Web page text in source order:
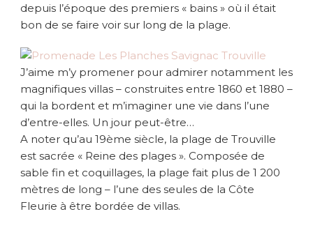
depuis l’époque des premiers « bains » où il était
bon de se faire voir sur long de la plage.
J’aime m’y promener pour admirer notamment les
magnifiques villas – construites entre 1860 et 1880 –
qui la bordent et m’imaginer une vie dans l’une
d’entre-elles. Un jour peut-être…
A noter qu’au 19ème siècle, la plage de Trouville
est sacrée « Reine des plages ». Composée de
sable fin et coquillages, la plage fait plus de 1 200
mètres de long – l’une des seules de la Côte
Fleurie à être bordée de villas.